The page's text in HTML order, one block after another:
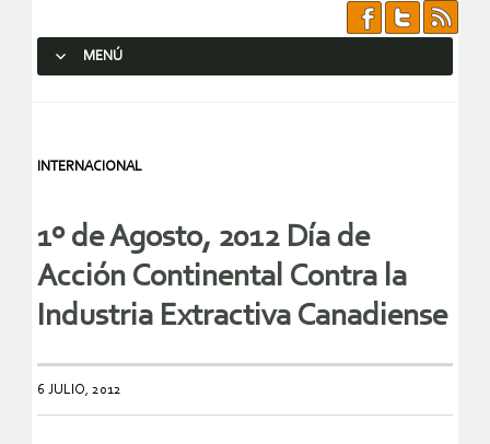
MENÚ
INTERNACIONAL
1º de Agosto, 2012 Día de
Acción Continental Contra la
Industria Extractiva Canadiense
6 JULIO, 2012